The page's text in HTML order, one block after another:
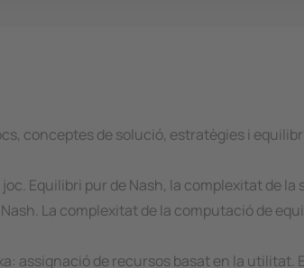
conceptes de solució, estratègies i
Equilibri pur de Nash, la complexitat de
La complexitat de la computació de
assignació de recursos basat en la